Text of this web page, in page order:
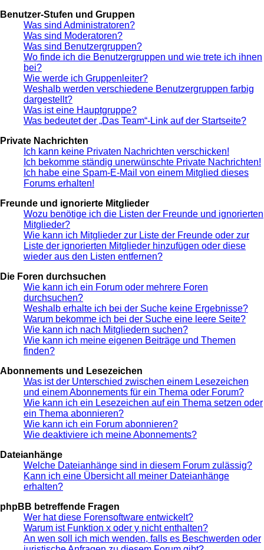
Benutzer-Stufen und Gruppen
Was sind Administratoren?
Was sind Moderatoren?
Was sind Benutzergruppen?
Wo finde ich die Benutzergruppen und wie trete ich ihnen
bei?
Wie werde ich Gruppenleiter?
Weshalb werden verschiedene Benutzergruppen farbig
dargestellt?
Was ist eine Hauptgruppe?
Was bedeutet der „Das Team“-Link auf der Startseite?
Private Nachrichten
Ich kann keine Privaten Nachrichten verschicken!
Ich bekomme ständig unerwünschte Private Nachrichten!
Ich habe eine Spam-E-Mail von einem Mitglied dieses
Forums erhalten!
Freunde und ignorierte Mitglieder
Wozu benötige ich die Listen der Freunde und ignorierten
Mitglieder?
Wie kann ich Mitglieder zur Liste der Freunde oder zur
Liste der ignorierten Mitglieder hinzufügen oder diese
wieder aus den Listen entfernen?
Die Foren durchsuchen
Wie kann ich ein Forum oder mehrere Foren
durchsuchen?
Weshalb erhalte ich bei der Suche keine Ergebnisse?
Warum bekomme ich bei der Suche eine leere Seite?
Wie kann ich nach Mitgliedern suchen?
Wie kann ich meine eigenen Beiträge und Themen
finden?
Abonnements und Lesezeichen
Was ist der Unterschied zwischen einem Lesezeichen
und einem Abonnements für ein Thema oder Forum?
Wie kann ich ein Lesezeichen auf ein Thema setzen oder
ein Thema abonnieren?
Wie kann ich ein Forum abonnieren?
Wie deaktiviere ich meine Abonnements?
Dateianhänge
Welche Dateianhänge sind in diesem Forum zulässig?
Kann ich eine Übersicht all meiner Dateianhänge
erhalten?
phpBB betreffende Fragen
Wer hat diese Forensoftware entwickelt?
Warum ist Funktion x oder y nicht enthalten?
An wen soll ich mich wenden, falls es Beschwerden oder